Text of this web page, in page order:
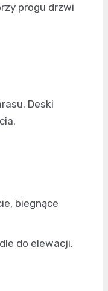
progu drzwi
Deski
biegnące
do elewacji,